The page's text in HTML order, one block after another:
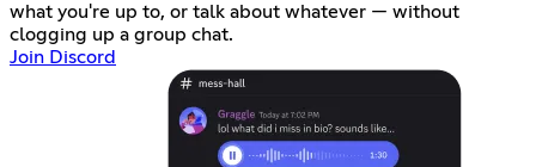
what you're up to, or talk about whatever — without
clogging up a group chat.
Join Discord